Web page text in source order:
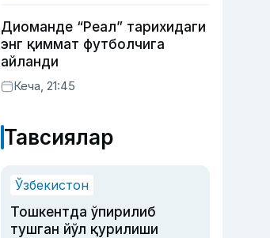
Диоманде “Реал” тарихидаги
энг қиммат футболчига
айланди
Кеча, 21:45
Тавсиялар
Ўзбекистон
Тошкентда ўпирилиб
тушган йўл қурилиши